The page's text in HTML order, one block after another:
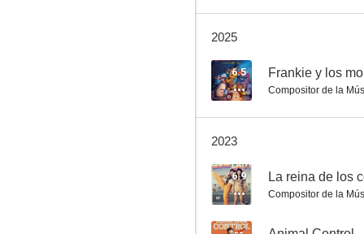
7.2
2025
6.5 Frankie y los
Compositor de la
2023
6.9 La reina de los
Compositor de la